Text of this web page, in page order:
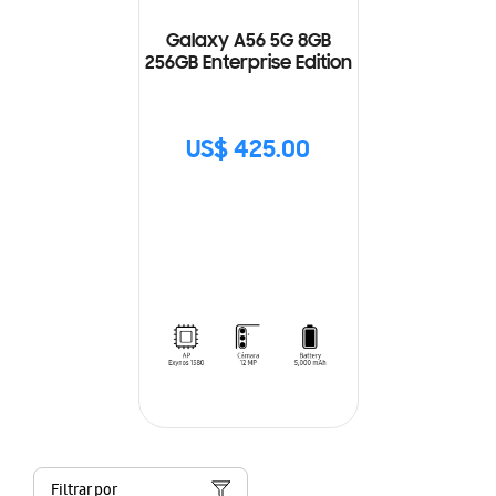
Galaxy A56 5G 8GB
256GB Enterprise Edition
US$ 425.00